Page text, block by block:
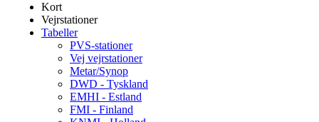
Kort
Vejrstationer
Tabeller
PVS-stationer
Vej vejrstationer
Metar/Synop
DWD - Tyskland
EMHI - Estland
FMI - Finland